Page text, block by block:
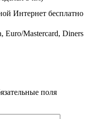
Интернет бесплатно
Euro/Mastercard, Diners
поля